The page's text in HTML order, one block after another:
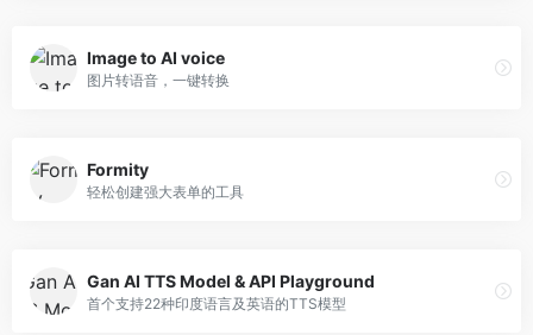
Image to AI voice
图片转语音，一键转换
Formity
轻松创建强大表单的工具
Gan AI TTS Model & API Playground
首个支持22种印度语言及英语的TTS模型